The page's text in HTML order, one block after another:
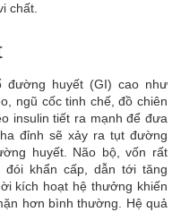
chất.
đường huyết (GI) cao như
ngũ cốc tinh chế, đồ chiên
insulin tiết ra mạnh để đưa
đỉnh sẽ xảy ra tụt đường
huyết. Não bộ, vốn rất
khẩn cấp, dẫn tới tăng
kích hoạt hệ thưởng khiến
hơn bình thường. Hệ quả